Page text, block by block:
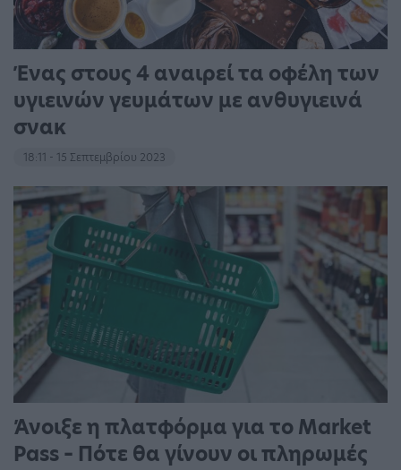
Ένας στους 4 αναιρεί τα οφέλη των
υγιεινών γευμάτων με ανθυγιεινά
σνακ
18:11 - 15 Σεπτεμβρίου 2023
Άνοιξε η πλατφόρμα για το Market
Pass – Πότε θα γίνουν οι πληρωμές